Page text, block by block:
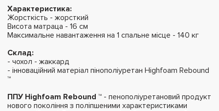
Характеристика:
Жорсткість - жорсткий
Висота матраца - 16 см
Максимальне навантаження на 1 спальне місце - 140 кг
Склад:
- чохол - жаккард
- інноваційний матеріал пінополіуретан Highfoam Rebound
™
ППУ Highfoam Rebound ™ - пенополіуретановий продукт
нового покоління з поліпшеними характеристиками